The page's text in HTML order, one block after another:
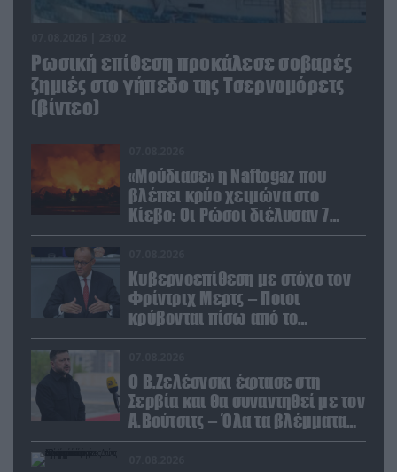
Ρωσική επίθεση προκάλεσε σοβαρές
ζημιές στο γήπεδο της Τσερνομόρετς
(βίντεο)
«Μούδιασε» η Naftogaz που
βλέπει κρύο χειμώνα στο
Κίεβο: Οι Ρώσοι διέλυσαν 7
εγκαταστάσεις του ουκρανικού
Κυβερνοεπίθεση με στόχο τον
Φρίντριχ Μερτς – Ποιοι
κρύβονται πίσω από το
παραποιημένο βίντεο
Ο Β.Ζελέσνσκι έφτασε στη
Σερβία και θα συναντηθεί με τον
Α.Βούτσιτς – Όλα τα βλέμματα
στις σχέσεις με τη Ρωσία